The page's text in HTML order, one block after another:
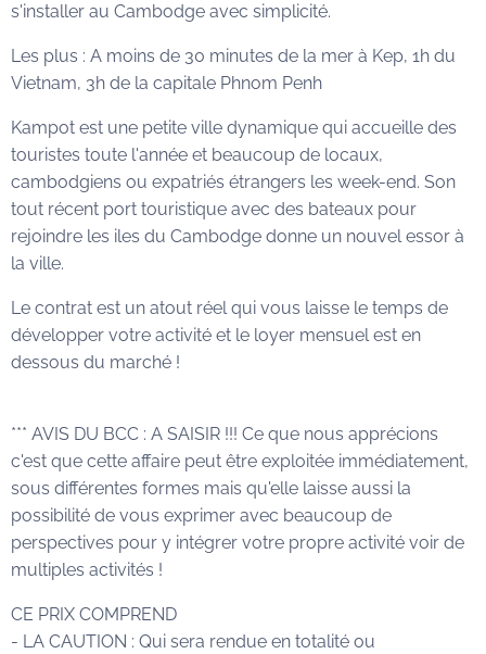
s'installer au Cambodge avec simplicité.
Les plus : A moins de 30 minutes de la mer à Kep, 1h du
Vietnam, 3h de la capitale Phnom Penh
Kampot est une petite ville dynamique qui accueille des
touristes toute l'année et beaucoup de locaux,
cambodgiens ou expatriés étrangers les week-end. Son
tout récent port touristique avec des bateaux pour
rejoindre les iles du Cambodge donne un nouvel essor à
la ville.
Le contrat est un atout réel qui vous laisse le temps de
développer votre activité et le loyer mensuel est en
dessous du marché !
*** AVIS DU BCC : A SAISIR !!! Ce que nous apprécions
c'est que cette affaire peut être exploitée immédiatement,
sous différentes formes mais qu'elle laisse aussi la
possibilité de vous exprimer avec beaucoup de
perspectives pour y intégrer votre propre activité voir de
multiples activités !
CE PRIX COMPREND
- LA CAUTION : Qui sera rendue en totalité ou